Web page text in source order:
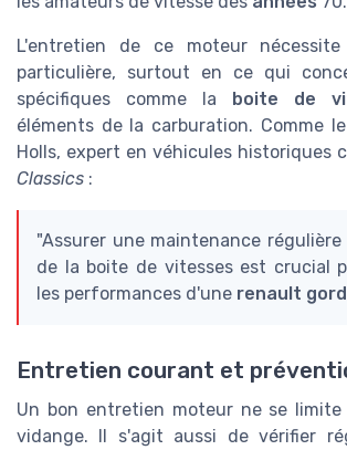
L'entretien de ce moteur
particulière, surtout en ce qui
spécifiques comme la boite de
éléments de la carburation. Comme
Holls, expert en véhicules historiques
Classics :
"Assurer une maintenance
de la boite de vitesses est crucial
les performances d'une renault
Entretien courant et
Un bon entretien moteur ne se limite
vidange. Il s'agit aussi de vérifier